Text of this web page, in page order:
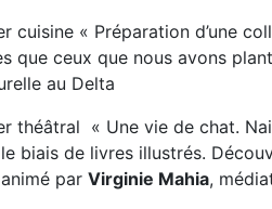
cuisine « Préparation d’une
que ceux que nous avons
au Delta
théâtral « Une vie de chat.
biais de livres illustrés.
par Virginie Mahia,